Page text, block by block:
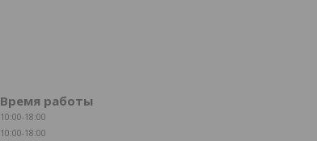
Время работы
10:00-18:00
10:00-18:00